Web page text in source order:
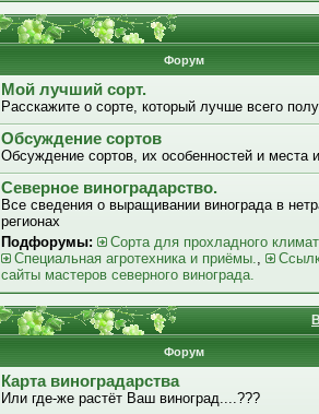
Форум
Мой лучший сорт.
Расскажите о сорте, который лучше всего
Обсуждение сортов
Обсуждение сортов, их особенностей и места
Северное виноградарство.
Все сведения о выращивании винограда в
регионах
Подфорумы:
Сорта для прохладного
Специальная агротехника и приёмы.,
сайты мастеров северного винограда.
Форум
Карта виноградарства
Или где-же растёт Ваш виноград....???